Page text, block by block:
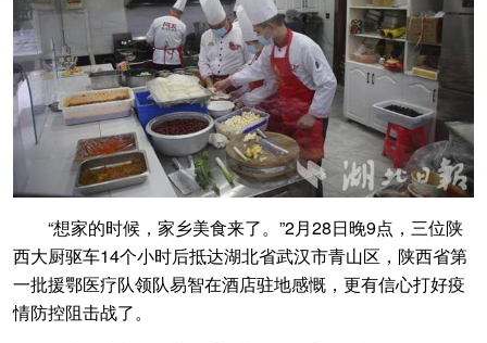
“想家的时候，家乡美食来了。”2月28日晚9点，三位陕
西大厨驱车14个小时后抵达湖北省武汉市青山区，陕西省第
一批援鄂医疗队领队易智在酒店驻地感慨，更有信心打好疫
情防控阻击战了。